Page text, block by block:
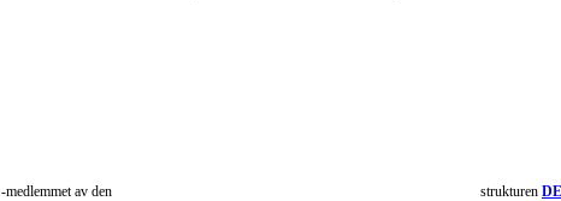
-medlemmet av den strukturen